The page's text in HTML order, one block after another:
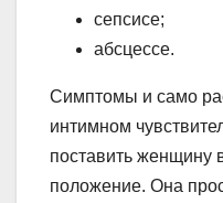
сепсисе;
абсцессе.
Симптомы и само
интимном
поставить женщину
положение. Она